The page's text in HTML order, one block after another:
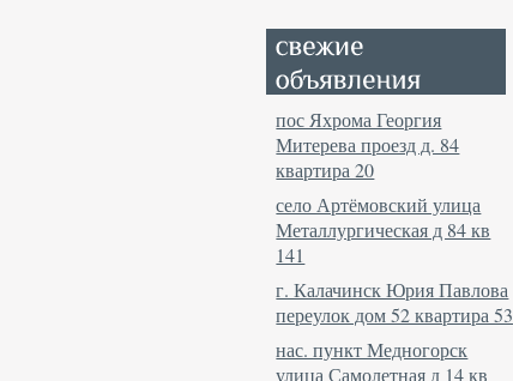
пос Яхрома Георгия
Митерева проезд д. 84
квартира 20
село Артёмовский улица
Металлургическая д 84 кв
141
г. Калачинск Юрия Павлова
переулок дом 52 квартира 53
нас. пункт Медногорск
улица Самолетная д 14 кв